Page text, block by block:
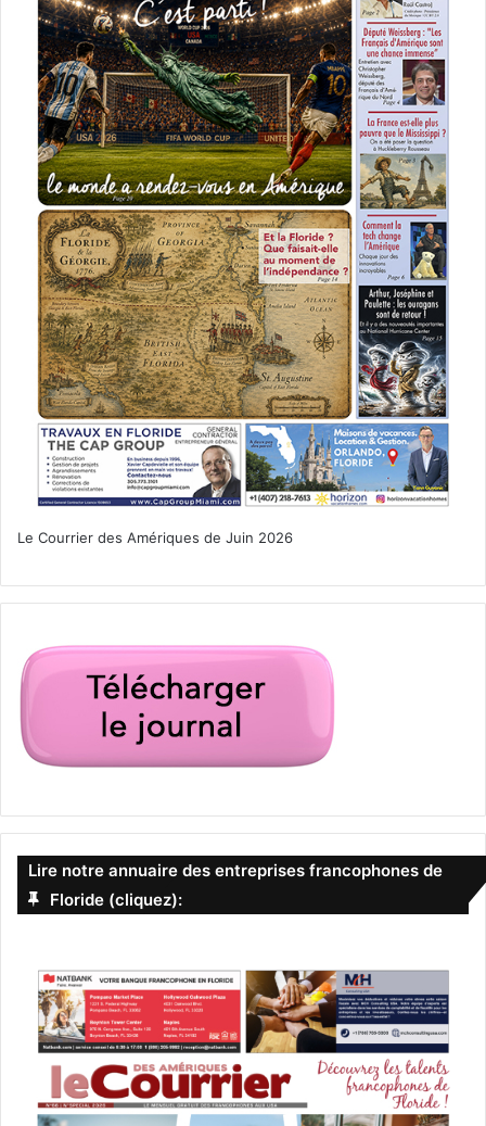
Le Courrier des Amériques de Juin 2026
Lire notre annuaire des entreprises francophones de
Floride (cliquez):